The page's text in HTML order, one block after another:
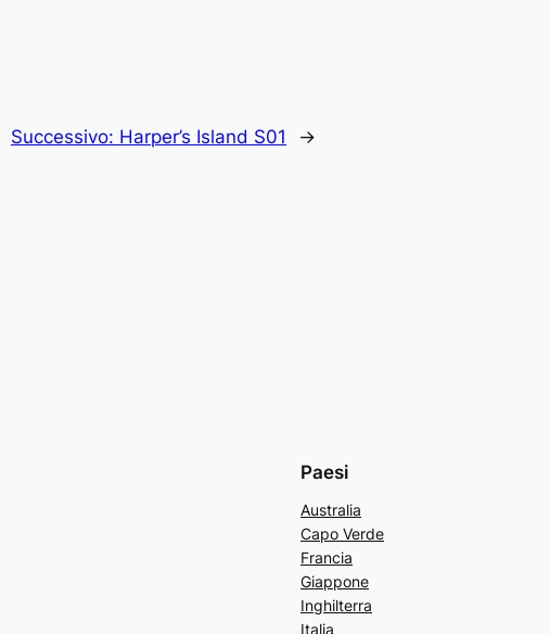
Successivo: Harper’s Island S01 →
Paesi
Australia
Capo Verde
Francia
Giappone
Inghilterra
Italia